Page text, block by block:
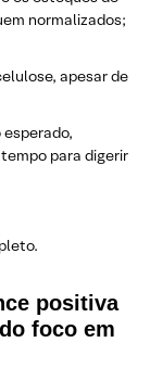
normalizados;
apesar de
para digerir
positiva
foco em